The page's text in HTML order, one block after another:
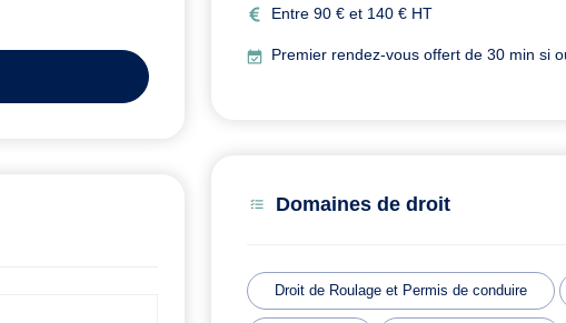
Entre 90 € et 140 € HT
Premier rendez-vous offert de 30 min si
Domaines de droit
Droit de Roulage et Permis de conduire